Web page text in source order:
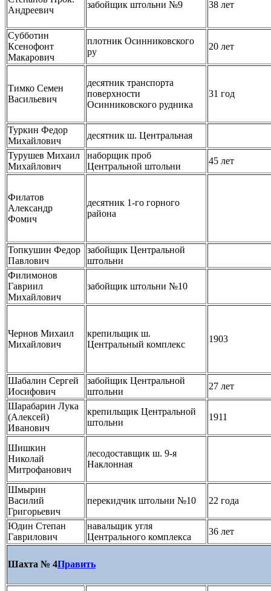
Андреевич
забойщик штольни №9 38 лет
Субботин
Ксенофонт
Макарович
плотник Осинниковского
ру
20 лет
Тимко Семен
Васильевич
десятник транспорта
поверхности
Осинниковского рудника
31 год
Туркин Федор
Михайлович
десятник ш. Центральная
Турушев Михаил
Михайлович
наборщик проб
Центральной штольни
45 лет
Филатов
Александр
Фомич
десятник 1-го горного
района
Топкушин Федор
Павлович
забойщик Центральной
штольни
Филимонов
Гавриил
Михайлович
забойщик штольни №10
Чернов Михаил
Михайлович
крепильщик ш.
Центральный комплекс
1903
Шабалин Сергей
Иосифович
забойщик Центральной
штольни
27 лет
Шарабарин Лука
(Алексей)
Иванович
крепильщик Центральной
штольни
1911
Шишкин
Николай
Митрофанович
лесодоставщик ш. 9-я
Наклонная
Шмырин
Василий
Григорьевич
перекидчик штольни №10 22 года
Юдин Степан
Гаврилович
навальщик угля
Центрального комплекса
36 лет
Шахта № 4Править